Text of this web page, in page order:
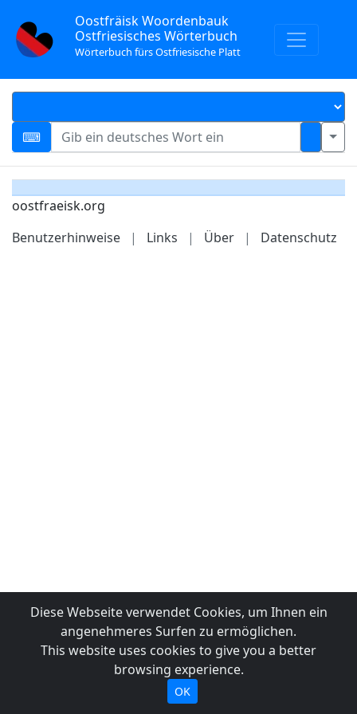
Oostfräisk Woordenbauk
Ostfriesisches Wörterbuch
Wörterbuch fürs Ostfriesische Platt
oostfraeisk.org
Benutzerhinweise
| Links | Über | Datenschutz
Diese Webseite verwendet Cookies, um Ihnen ein
angenehmeres Surfen zu ermöglichen.
This website uses cookies to give you a better
browsing experience.
OK